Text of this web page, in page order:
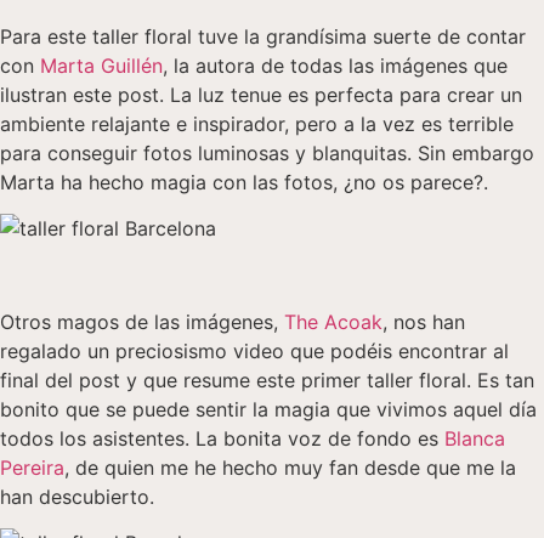
Para este taller floral tuve la grandísima suerte de contar
con Marta Guillén, la autora de todas las imágenes que
ilustran este post. La luz tenue es perfecta para crear un
ambiente relajante e inspirador, pero a la vez es terrible
para conseguir fotos luminosas y blanquitas. Sin embargo
Marta ha hecho magia con las fotos, ¿no os parece?.
Otros magos de las imágenes, The Acoak, nos han
regalado un preciosismo video que podéis encontrar al
final del post y que resume este primer taller floral. Es tan
bonito que se puede sentir la magia que vivimos aquel día
todos los asistentes. La bonita voz de fondo es Blanca
Pereira, de quien me he hecho muy fan desde que me la
han descubierto.